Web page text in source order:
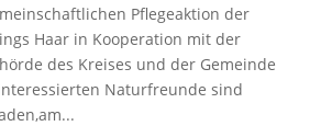
Pflegeaktion der
Haar in Kooperation mit der
des Kreises und der Gemeinde
Naturfreunde sind